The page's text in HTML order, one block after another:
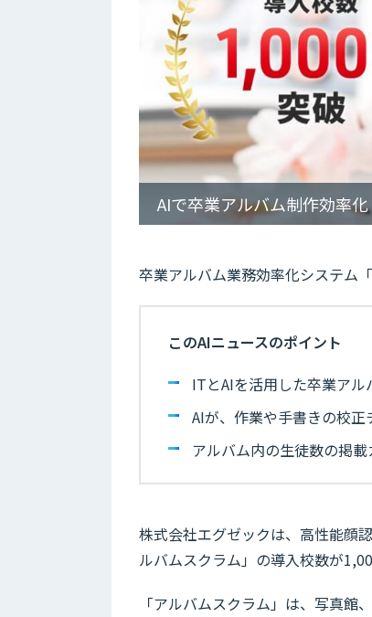
AIで卒業アルバム制作効率化
卒業アルバム業務効率化システム
このAIニュースのポイント
ITとAIを活用した卒業ア
AIが、作業や手書きの校
アルバム内の生徒数の掲
株式会社エグゼックは、高性能顔
ルバムスクラム」の導入校数が
「アルバムスクラム」は、写真